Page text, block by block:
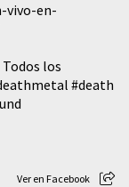
vivo-en-
los
#death
Ver en Facebook